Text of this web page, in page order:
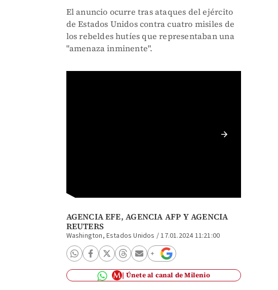
El anuncio ocurre tras ataques del ejército
de Estados Unidos contra cuatro misiles de
los rebeldes hutíes que representaban una
"amenaza inminente".
AGENCIA EFE, AGENCIA AFP YAGENCIA
REUTERS
Washington, Estados Unidos /17.01.2024 11:21:00
Únete al canal de Milenio